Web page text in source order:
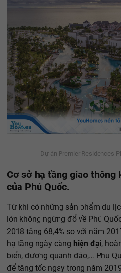
Dự án Premier Residences
Cơ sở hạ tầng giao thông
của Phú Quốc.
Từ khi có những sản phẩm du
lớn không ngừng đổ về Phú
2018 tăng 68,4% so với năm
hạ tầng ngày càng hiện đại,
biển, đường quanh đảo,… Phú
để tăng tốc ngay trong năm